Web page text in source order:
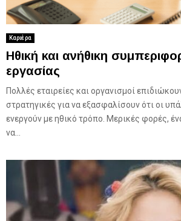
Καριέρα
Ηθική και ανήθικη
εργασίας
Πολλές εταιρείες και οργανισμοί
στρατηγικές για να εξασφαλίσουν ότι οι
ενεργούν με ηθικό τρόπο. Μερικές φορές,
να...